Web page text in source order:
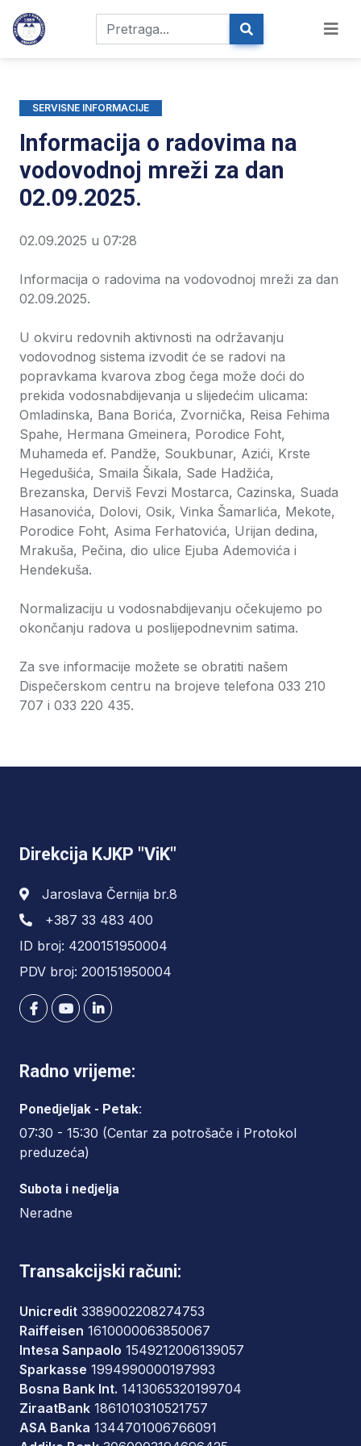
SERVISNE INFORMACIJE
Informacija o radovima na
vodovodnoj mreži za dan
02.09.2025.
02.09.2025 u 07:28
Informacija o radovima na vodovodnoj mreži za dan
02.09.2025.
U okviru redovnih aktivnosti na održavanju
vodovodnog sistema izvodit će se radovi na
popravkama kvarova zbog čega može doći do
prekida vodosnabdijevanja u slijedećim ulicama:
Omladinska, Bana Borića, Zvornička, Reisa Fehima
Spahe, Hermana Gmeinera, Porodice Foht,
Muhameda ef. Pandže, Soukbunar, Azići, Krste
Hegedušića, Smaila Šikala, Sade Hadžića,
Brezanska, Derviš Fevzi Mostarca, Cazinska, Suada
Hasanovića, Dolovi, Osik, Vinka Šamarlića, Mekote,
Porodice Foht, Asima Ferhatovića, Urijan dedina,
Mrakuša, Pečina, dio ulice Ejuba Ademovića i
Hendekuša.
Normalizaciju u vodosnabdijevanju očekujemo po
okončanju radova u poslijepodnevnim satima.
Za sve informacije možete se obratiti našem
Dispečerskom centru na brojeve telefona 033 210
707 i 033 220 435.
Direkcija KJKP "ViK"
Jaroslava Černija br.8
+387 33 483 400
ID broj: 4200151950004
PDV broj: 200151950004
Radno vrijeme:
Ponedjeljak - Petak:
07:30 - 15:30 (Centar za potrošače i Protokol
preduzeća)
Subota i nedjelja
Neradne
Transakcijski računi:
Unicredit 3389002208274753
Raiffeisen 1610000063850067
Intesa Sanpaolo 1549212006139057
Sparkasse 1994990000197993
Bosna Bank Int. 1413065320199704
ZiraatBank 1861010310521757
ASA Banka 1344701006766091